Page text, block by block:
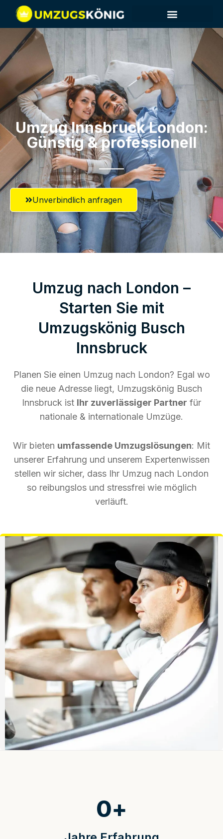
Umzug Innsbruck​ London:
Günstig & professionell​
Unverbindlich anfragen
Umzug nach London –
Starten Sie mit
Umzugskönig Busch
Innsbruck
Planen Sie einen Umzug nach London? Egal wo
die neue Adresse liegt, Umzugskönig Busch
Innsbruck ist Ihr zuverlässiger Partner für
nationale & internationale Umzüge.
Wir bieten umfassende Umzugslösungen: Mit
unserer Erfahrung und unserem Expertenwissen
stellen wir sicher, dass Ihr Umzug nach London
so reibungslos und stressfrei wie möglich
verläuft.
0+